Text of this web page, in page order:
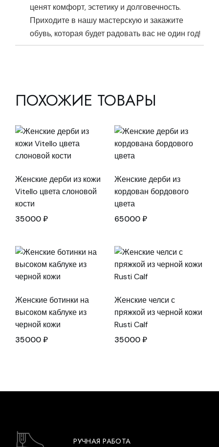
ценят комфорт, эстетику и долговечность.
Приходите в нашу мастерскую и закажите
обувь, которая будет радовать вас не один год!
ПОХОЖИЕ ТОВАРЫ
Женские дерби из кожи
Vitello цвета слоновой
кости
35000₽
Женские дерби из
кордован бордового
цвета
65000₽
Женские ботинки на
высоком каблуке из
черной кожи
35000₽
Женские челси с
пряжкой из черной кожи
Rusti Calf
35000₽
РУЧНАЯ РАБОТА